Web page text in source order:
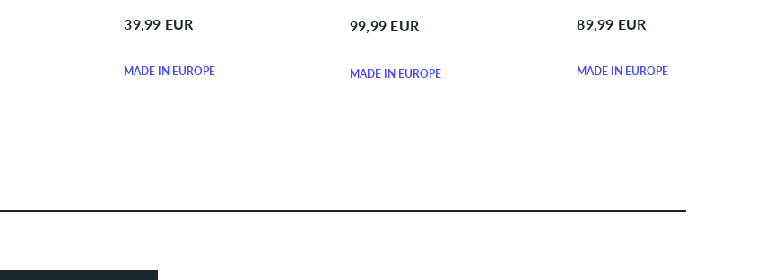
39,99 EUR
MADE IN EUROPE
99,99 EUR
MADE IN EUROPE
89,99 EUR
MADE IN EUROPE